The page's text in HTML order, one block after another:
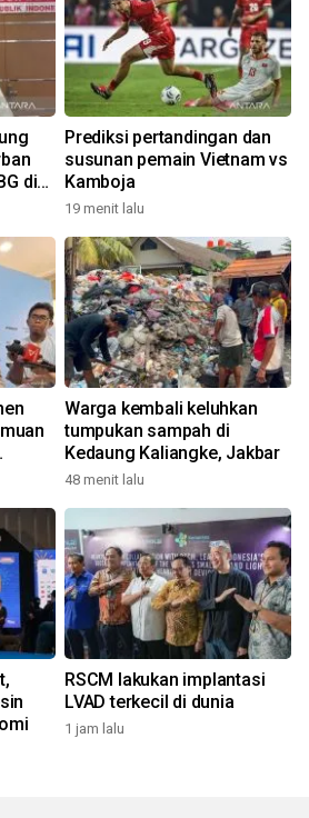
di
Prediksi pertandingan dan
susunan pemain Vietnam vs
Kamboja
19 menit lalu
Warga kembali keluhkan
tumpukan sampah di
Kedaung Kaliangke, Jakbar
48 menit lalu
RSCM lakukan implantasi
LVAD terkecil di dunia
1 jam lalu